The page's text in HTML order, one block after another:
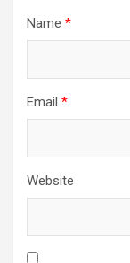
Name *
Email *
Website